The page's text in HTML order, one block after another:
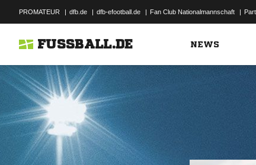
PROMATEUR | dfb.de | dfb-efootball.de | Fan Club Nationalmannschaft |
FUSSBALL.DE NEWS